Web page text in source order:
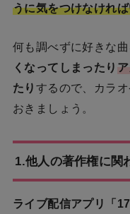
うに気をつけなけれ
何も調べずに好きな曲
くなってしまったり
たり するので、カラ
おきましょう。
1.他人の著作権に関
ライブ配信アプリ「